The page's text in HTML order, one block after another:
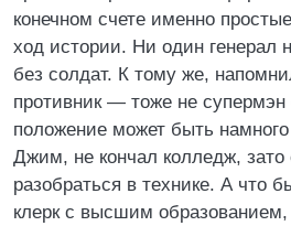
конечном счете именно
ход истории. Ни один генерал
без солдат. К тому же,
противник — тоже не
положение может быть
Джим, не кончал колледж,
разобраться в технике. А что
клерк с высшим